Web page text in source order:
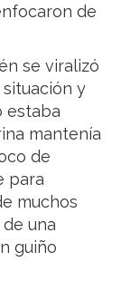
de
se viralizó
y
estaba
mantenía
de
para
muchos
una
guiño